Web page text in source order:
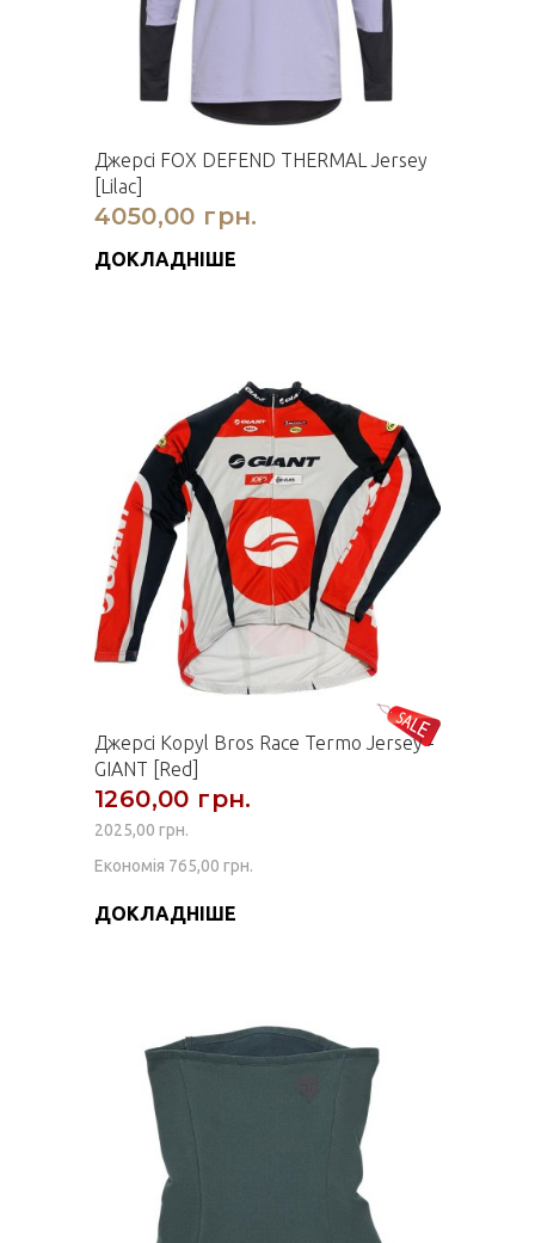
Джерсі FOX DEFEND THERMAL Jersey
[Lilac]
4050,00 грн.
ДОКЛАДНІШЕ
Джерсі Kopyl Bros Race Termo Jersey -
GIANT [Red]
1260,00 грн.
2025,00 грн.
Економія 765,00 грн.
ДОКЛАДНІШЕ